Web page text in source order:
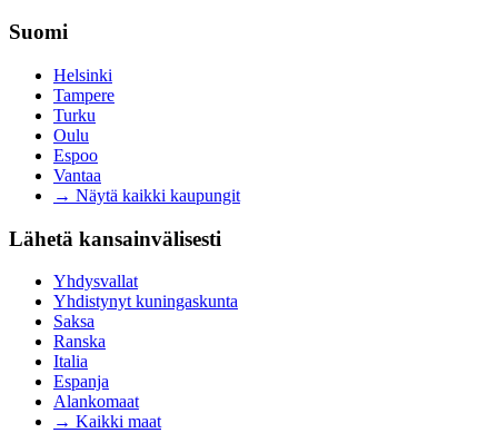
Suomi
Helsinki
Tampere
Turku
Oulu
Espoo
Vantaa
→ Näytä kaikki kaupungit
Lähetä kansainvälisesti
Yhdysvallat
Yhdistynyt kuningaskunta
Saksa
Ranska
Italia
Espanja
Alankomaat
→ Kaikki maat